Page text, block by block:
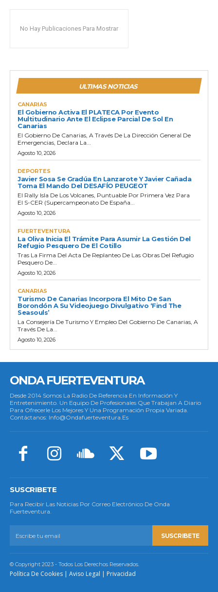
No Hay Publicaciones Para Mostrar
ULTIMAS NOTICIAS
CANARIAS
El Gobierno Activa El PLATECA Por Evento
Multitudinario Ante El Eclipse Parcial De Sol En
Canarias
El Gobierno De Canarias, A Través De La Dirección General De
Emergencias, Declara La...
Agosto 10, 2026
DEPORTES
Javier Sosa Se Gradúa En Lanzarote Y Javier Cañada
Toma El Mando Del DESAFÍO PEUGEOT
El Rally Isla De Los Volcanes, Puntuable Por Primera Vez Para
El S-CER (Supercampeonato De España...
Agosto 10, 2026
FUERTEVENTURA
La Oliva Inicia El Trámite Para Asumir La Gestión Del
Refugio Pesquero De El Cotillo
Tras La Firma Del Acta De Replanteo De Las Obras Del Refugio
Pesquero De...
Agosto 10, 2026
CANARIAS
Turismo De Canarias Incorpora El Mito De San
Borondón A Su Videojuego Divulgativo ‘Find The
Seasouls’
La Consejería De Turismo Y Empleo Del Gobierno De Canarias, A
Través De La...
Agosto 10, 2026
ONDA FUERTEVENTURA
Desde 2014 Somos La Radio De Referencia En Información Y
Entretenimiento. Un Equipo De Profesionales Que Trabajan A Diario
Para Ofrecerle Los Mejores Y Una Programación Propia Variada.
Contáctanos: Info@ondafuerteventura.es
SUSCRIBETE
Para Recibir Las Noticias Por Correo Electrónico De Onda
Fuerteventura.
SUSCRIBETE
© Copyright 2023 - Todos Los Derechos Reservados.
Política De Cookies | Aviso Legal | Privacidad